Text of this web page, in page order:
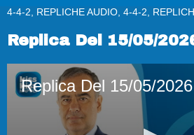
4-4-2, REPLICHE AUDIO, 4-4-2,
Replica Del 15/05/
Replica Del 15/05/